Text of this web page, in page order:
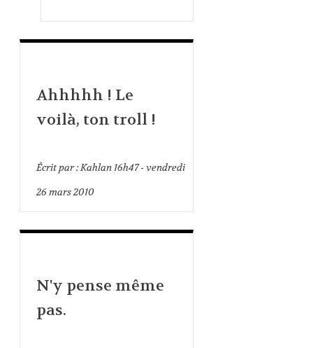
Ahhhhh ! Le
voilà, ton troll !
Écrit par :Kahlan 16h47- vendredi
26mars 2010
N'y pense même
pas.